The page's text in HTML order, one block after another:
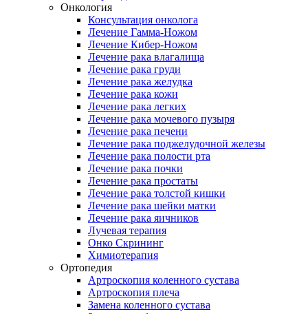
Онкология
Консультация онколога
Лечение Гамма-Ножом
Лечение Кибер-Ножом
Лечение рака влагалища
Лечение рака груди
Лечение рака желудка
Лечение рака кожи
Лечение рака легких
Лечение рака мочевого пузыря
Лечение рака печени
Лечение рака поджелудочной железы
Лечение рака полости рта
Лечение рака почки
Лечение рака простаты
Лечение рака толстой кишки
Лечение рака шейки матки
Лечение рака яичников
Лучевая терапия
Онко Скрининг
Химиотерапия
Ортопедия
Артроскопия коленного сустава
Артроскопия плеча
Замена коленного сустава